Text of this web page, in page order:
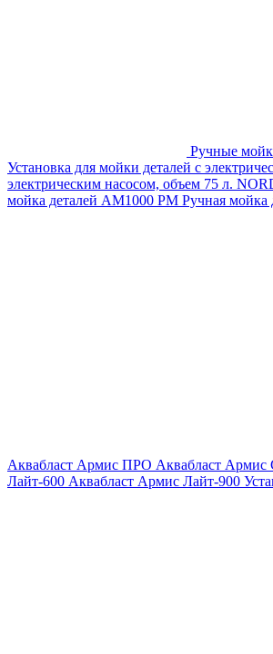
Ручные
Установка для мойки деталей с
электрическим насосом, объем 75 л.
мойка деталей АМ1000 РМ Ручная
Аквабласт Армис ПРО Аквабласт
Лайт-600 Аквабласт Армис Лайт-900